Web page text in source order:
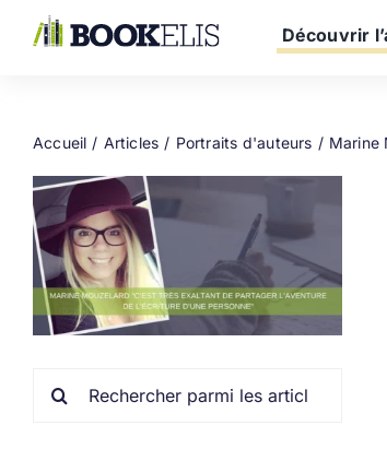
Découvrir
Accueil Articles Portraits d'auteurs Marine